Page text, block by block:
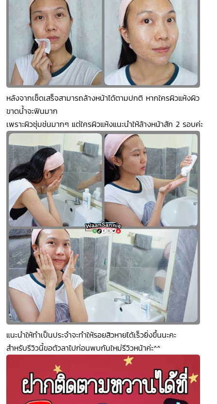
หลังจากเช็ดเสร็จสามารถล้างหน้าได้ตามปกติ หากใครผิวแห้งผิว
ขาดน้ำจะฟินมาก
เพราะผิวชุ่มช่นมากๆ แต่ใครผิวแห้งแนะนำให้ล้างหน้าสัก 2 รอบค่ะ
แนะนำให้ทำเป็นประจำจะทำให้รอยสิวหายได้เร็วยิ่งขึ้นนะคะ
สำหรับรีวิวนี้ขอตัวลาไปก่อนพบกันใหม่รีวิวหน้าค่ะ^^